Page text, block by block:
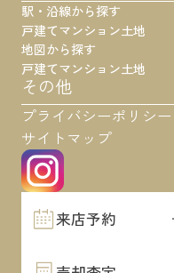
駅・沿線から探す
戸建てマンション土地
地図から探す
戸建てマンション土地
その他
プライバシーポリシー
サイトマップ
来店予約